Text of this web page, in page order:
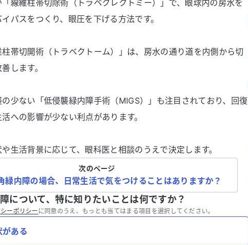
線維柱帯切除術（トラベクレクトミー）」で、眼球内の房水を
パスをつくり、眼圧を下げる方法です。
帯切開術（トラベクトーム）」は、房水の通り道を内側から切
します。
少ない「低侵襲緑内障手術（MIGS）」も注目されており、回復
への影響が少ない利点があります。
生活背景に応じて、眼科医と相談のうえで決定します。
次のページ
緑内障の場合、日常生活で気をつけることはありますか？
について、特に知りたいことは何ですか？
ーポリシー に同意のうえ、もっとも当てはまる項目を選択してください。
ある